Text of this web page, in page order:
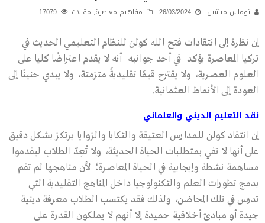
توماس ميشيل 26/03/2024 مفاهيم معاصرة, مقالات
إن نظرة إلى انتقادات فتح الله كولن للنظام التعليمي الحديث في
تركيا المعاصرة يؤكد -في أحد جوانبه- أنه لا يقدم اعتراضًا كليا على
العلوم العصرية، ولا يقترح قيمًا تقليديةً متزمتة، ولا يبدي حنينًا إلى
العودة إلى الأنماط العثمانية.
نقد التعليم الديني والعلماني
إن انتقاد كولن للمدارس العتيقة والتكايا والزوايا يرتكز بشكل دقيق
على أنها لا تفي بمتطلبات الحياة الحديثة، ولا تُعِدّ الطلاب ليقدموا
مساهمة نشطة وإيجابية في الحياة المعاصرة؛ لأن مناهجها لم تقم
بدمج تطورات العلم والتكنولوجيا داخل المناهج التقليدية التي
تدرس في تلك المحاضن، ولذلك فقد يكتسب الطلاب معرفة دينية
جيدة أو مبادئ أخلاقية حميدة إلا أنهم لا يملكون القدرة على